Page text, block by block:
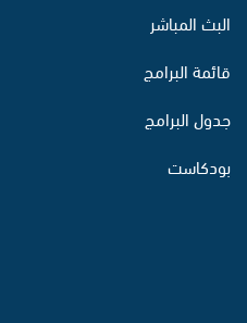
البث المباشر
قائمة البرامج
جدول البرامج
بودكاست